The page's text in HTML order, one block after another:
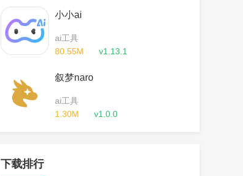
小小ai
ai工具
80.55M
v1.13.1
叙梦naro
ai工具
1.30M
v1.0.0
下载排行